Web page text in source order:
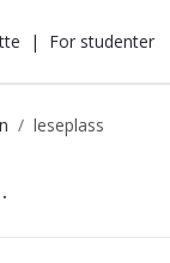
| For studenter
leseplass
.